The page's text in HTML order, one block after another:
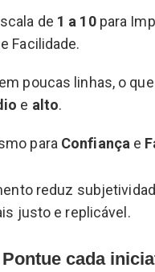
de 1 a 10para
Facilidade.
poucas linhas, o
e alto.
para Confiança e
reduz
justo e replicável.
cada